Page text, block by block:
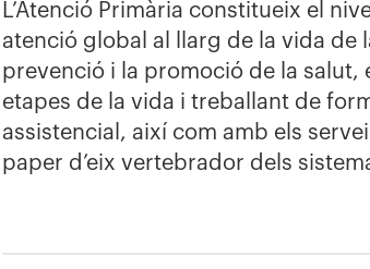
L’Atenció Primària constitueix el
atenció global al llarg de la vida de
prevenció i la promoció de la salut,
etapes de la vida i treballant de
assistencial, així com amb els
paper d’eix vertebrador dels